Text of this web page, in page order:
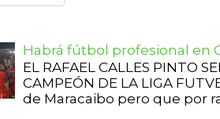
Habrá fútbol profesional en
EL RAFAEL CALLES PINTO
CAMPEÓN DE LA LIGA
de Maracaibo pero que por